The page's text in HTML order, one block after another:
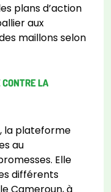
plans d’action
aux
maillons selon
LA
la plateforme
au
Elle
différents